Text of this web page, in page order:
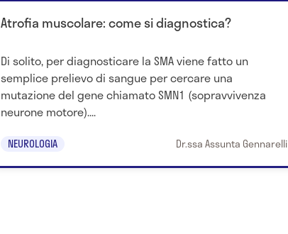
Atrofia muscolare: come si diagnostica?
Di solito, per diagnosticare la SMA viene fatto un
semplice prelievo di sangue per cercare una
mutazione del gene chiamato SMN1 (sopravvivenza
neurone motore)....
NEUROLOGIA Dr.ssa Assunta Gennarelli